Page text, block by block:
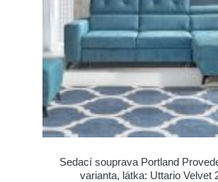
Sedací souprava Portland
varianta, látka: Uttario Velvet